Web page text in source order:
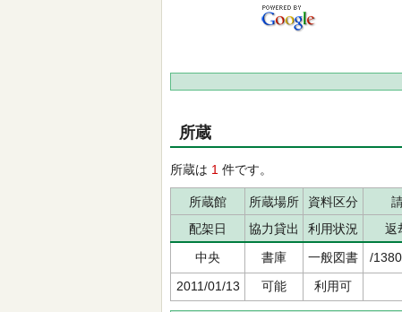
所蔵
所蔵は 1 件です。
所蔵館 所蔵場所 資料区分
配架日
協力貸出 利用状況 返
中央
書庫 一般図書 /
2011/01/13 可能 利用可